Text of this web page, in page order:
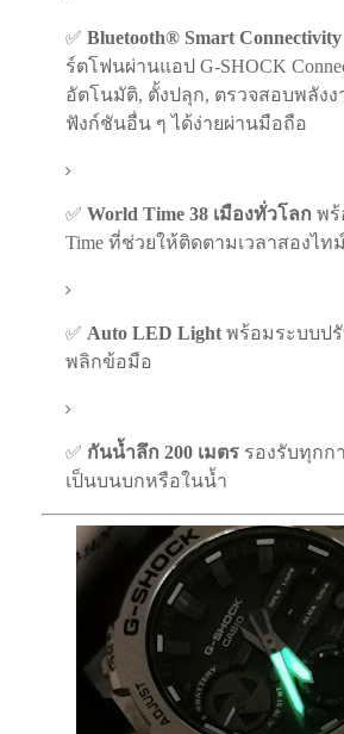
✅ Bluetooth® Smart Connectivity
ร์ตโฟนผ่านแอป G-SHOCK
อัตโนมัติ, ตั้งปลุก, ตรวจสอบพลังง
ฟังก์ชันอื่น ๆ ได้ง่ายผ่านมือถือ
✅ World Time 38 เมืองทั่วโลก พร้
Time ที่ช่วยให้ติดตามเวลาสองไ
✅ Auto LED Light พร้อมระบบป
พลิกข้อมือ
✅ กันน้ำลึก 200 เมตร รองรับทุกก
เป็นบนบกหรือในน้ำ